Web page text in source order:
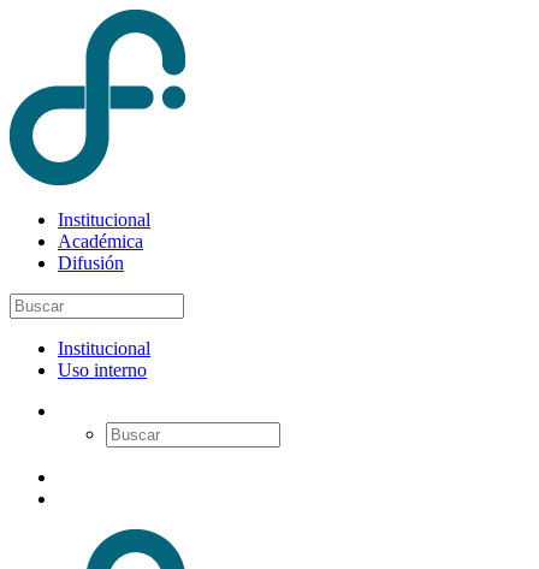
Institucional
Académica
Difusión
Institucional
Uso interno